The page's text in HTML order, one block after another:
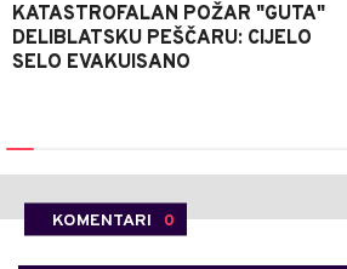
KATASTROFALAN POŽAR "GUTA"
DELIBLATSKU PEŠČARU: CIJELO
SELO EVAKUISANO
KOMENTARI 0